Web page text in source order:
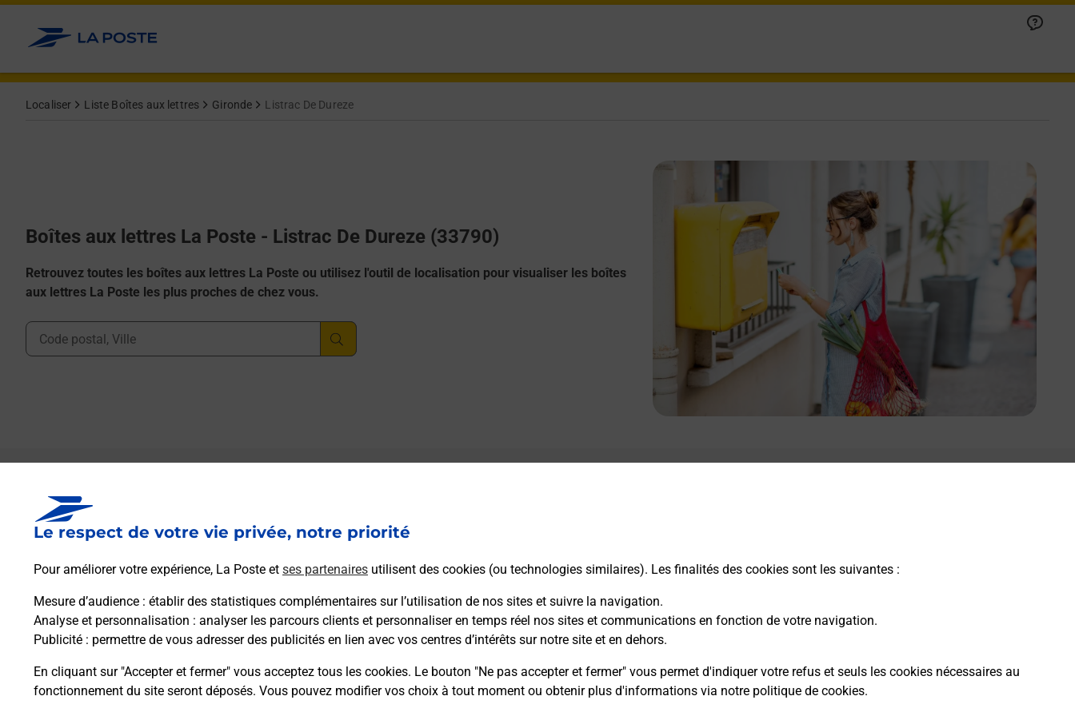
Le respect de votre vie privée, notre priorité
Pour améliorer votre expérience, La Poste et ses partenaires utilisent des cookies (ou technologies similaires). Les finalités des cookies sont les suivantes :
Mesure d’audience : établir des statistiques complémentaires sur l’utilisation de nos sites et suivre la navigation.
Analyse et personnalisation : analyser les parcours clients et personnaliser en temps réel nos sites et communications en fonction de votre navigation.
Publicité : permettre de vous adresser des publicités en lien avec vos centres d’intérêts sur notre site et en dehors.
En cliquant sur "Accepter et fermer" vous acceptez tous les cookies. Le bouton "Ne pas accepter et fermer" vous permet d'indiquer votre refus et seuls les cookies nécessaires au
fonctionnement du site seront déposés. Vous pouvez modifier vos choix à tout moment ou obtenir plus d'informations via notre politique de cookies.
Allez au contenu
Localiser Liste Boîtes aux lettres Gironde Listrac De Dureze
Boîtes aux lettres La Poste - Listrac De Dureze (33790)
Retrouvez toutes les boîtes aux lettres La Poste ou utilisez l'outil de localisation pour visualiser les boîtes
aux lettres La Poste les plus proches de chez vous.
Ville, Département, Code Postal
Boîte aux lettres La Poste
Collecte du courrier aujourd'hui à 08h30
8 Le Bourg
Itinéraire